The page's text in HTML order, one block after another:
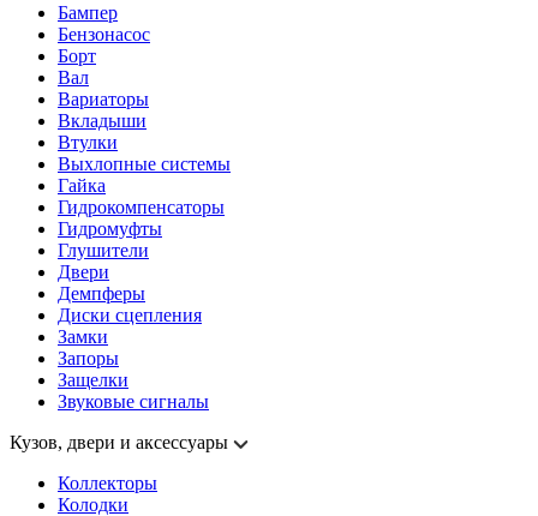
Бампер
Бензонасос
Борт
Вал
Вариаторы
Вкладыши
Втулки
Выхлопные системы
Гайка
Гидрокомпенсаторы
Гидромуфты
Глушители
Двери
Демпферы
Диски сцепления
Замки
Запоры
Защелки
Звуковые сигналы
Кузов, двери и аксессуары
Коллекторы
Колодки